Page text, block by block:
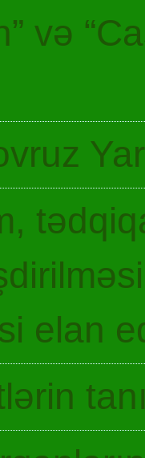
və
elan